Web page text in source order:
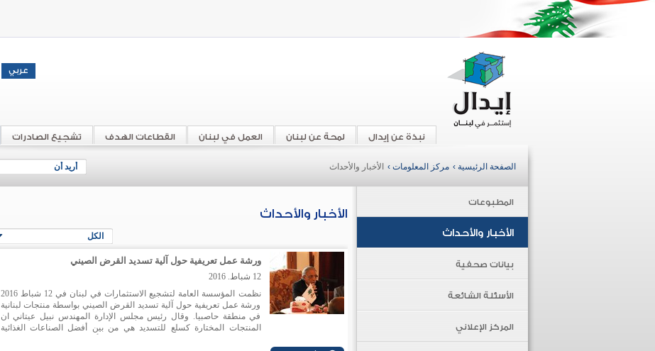
تشجيع الصادرات القطاعات الهدف العمل في لبنان لمحة عن لبنان نبذة عن إيدال
أريد أن الصفحة الرئيسية › مركز المعلومات › الأخبار والأحداث
المطبوعات
الأخبار والأحداث
بيانات صحفية
الأسئلة الشائعة
المركز الإعلاني
الأخبار والأحداث
الكل
ورشة عمل تعريفية حول آلية تسديد القرض الصيني
12 شباط. 2016
نظمت المؤسسة العامة لتشجيع الاستثمارات في لبنان في 12 شباط 2016
ورشة عمل تعريفية حول آلية تسديد القرض الصيني بواسطة منتجات لبنانية
في منطقة حاصبيا. وقال رئيس مجلس الإدارة المهندس نبيل عيتاني ان
المنتجات المختارة كسلع للتسديد هي من بين أفضل الصناعات الغذائية